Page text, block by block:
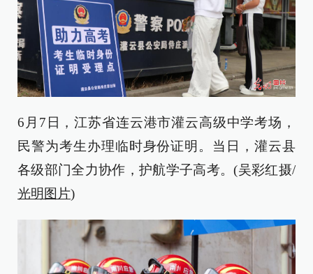
6月7日，江苏省连云港市灌云高级中学考场，
民警为考生办理临时身份证明。当日，灌云县
各级部门全力协作，护航学子高考。(吴彩红摄/
光明图片)